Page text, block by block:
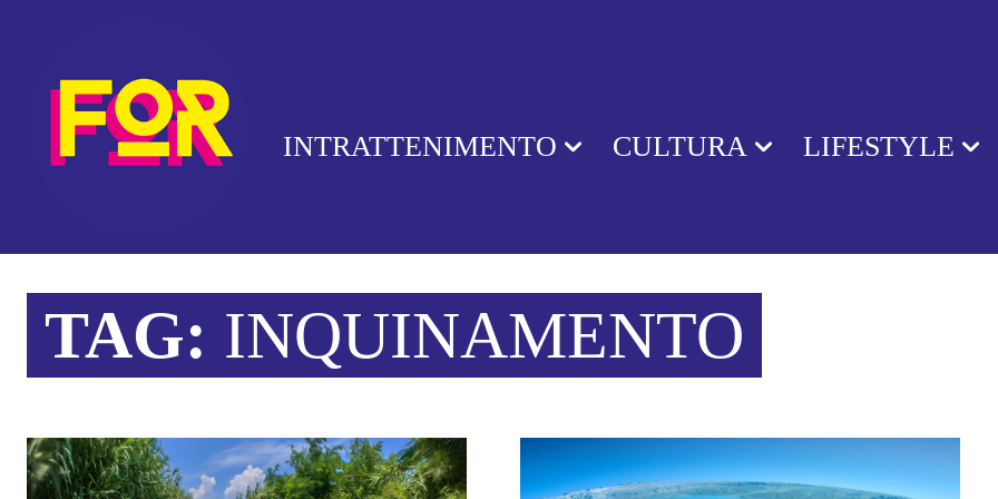
INTRATTENIMENTO CULTURA LIFESTYLE
TAG: INQUINAMENTO